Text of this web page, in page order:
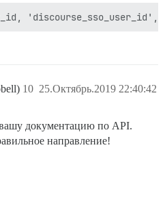
25.Октябрь.2019 22:40:42
10
документацию по API.
направление!